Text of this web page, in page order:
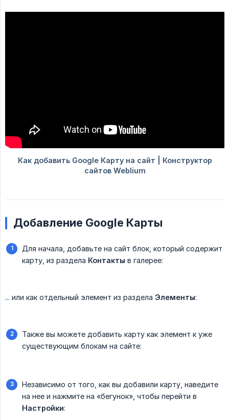
Добавление Google Карты
Для начала, добавьте на сайт блок, который содержит
карту, из раздела Контакты в галерее:
... или как отдельный элемент из раздела Элементы:
Также вы можете добавить карту как элемент к уже
существующим блокам на сайте:
Независимо от того, как вы добавили карту, наведите
на нее и нажмите на «бегунок», чтобы перейти в
Настройки: